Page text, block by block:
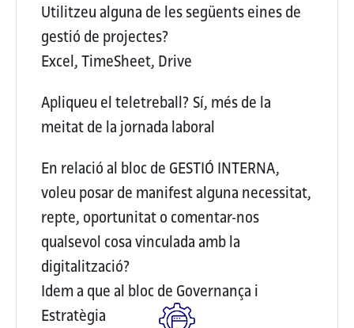
Utilitzeu alguna de les següents eines de
gestió de projectes?
Excel, TimeSheet, Drive
Apliqueu el teletreball? Sí, més de la
meitat de la jornada laboral
En relació al bloc de GESTIÓ INTERNA,
voleu posar de manifest alguna necessitat,
repte, oportunitat o comentar-nos
qualsevol cosa vinculada amb la
digitalització?
Idem a que al bloc de Governança i
Estratègia